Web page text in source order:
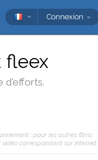
Connexion
fleex
d'efforts.
; pour les autres films
correspondant sur internet.